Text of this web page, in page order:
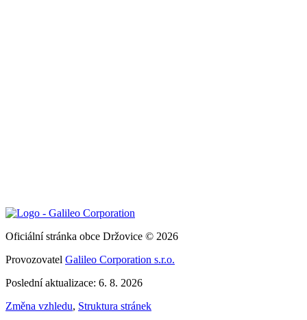
Oficiální stránka obce Držovice © 2026
Provozovatel Galileo Corporation s.r.o.
Poslední aktualizace: 6. 8. 2026
Změna vzhledu, Struktura stránek